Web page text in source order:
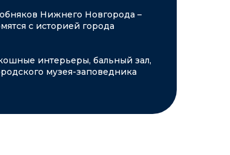
Нижнего Новгорода –
с историей города
интерьеры, бальный зал,
музея-заповедника